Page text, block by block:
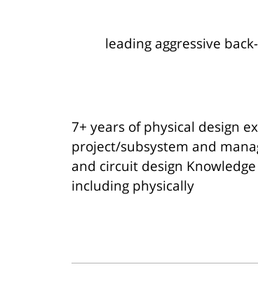
leading aggressive
7+ years of physical design
project/subsystem and
and circuit design
including physically